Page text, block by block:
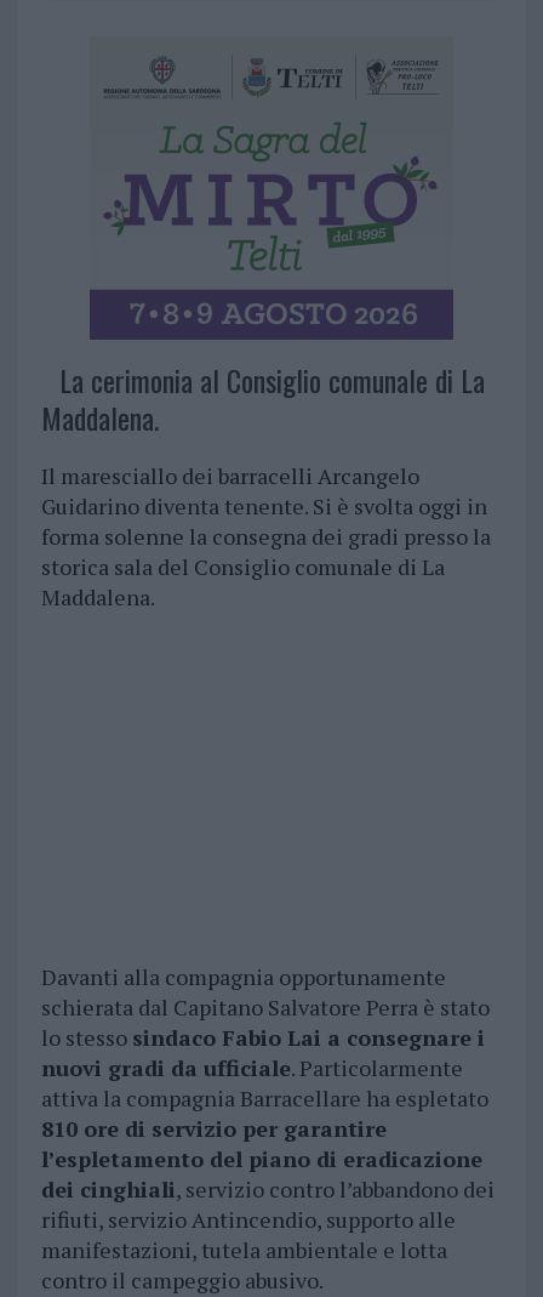
La cerimonia al Consiglio comunale di La
Maddalena.
Il maresciallo dei barracelli Arcangelo
Guidarino diventa tenente. Si è svolta oggi in
forma solenne la consegna dei gradi presso la
storica sala del Consiglio comunale di La
Maddalena.
Davanti alla compagnia opportunamente
schierata dal Capitano Salvatore Perra è stato
lo stesso sindaco Fabio Lai a consegnare i
nuovi gradi da ufficiale. Particolarmente
attiva la compagnia Barracellare ha espletato
810 ore di servizio per garantire
l’espletamento del piano di eradicazione
dei cinghiali, servizio contro l’abbandono dei
rifiuti, servizio Antincendio, supporto alle
manifestazioni, tutela ambientale e lotta
contro il campeggio abusivo.